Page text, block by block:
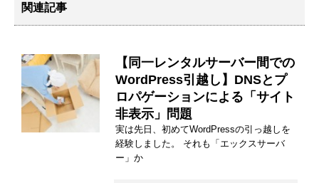
関連記事
【同一レンタルサーバー間での
WordPress引越し】DNSとプ
ロパゲーションによる「サイト
非表示」問題
実は先日、初めてWordPressの引っ越しを
経験しました。 それも「エックスサーバ
ー」か